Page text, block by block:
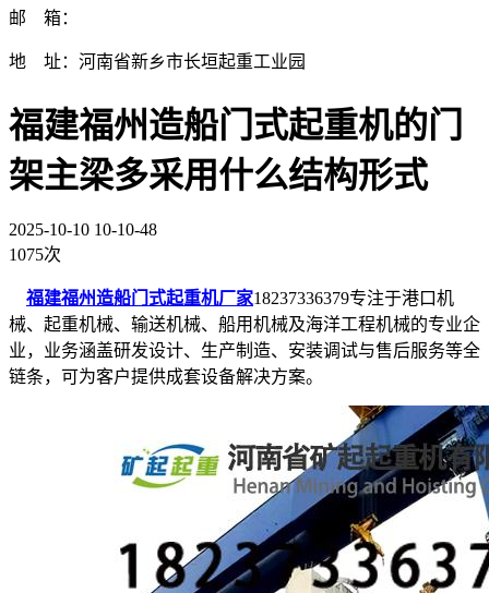
邮 箱：
地 址：河南省新乡市长垣起重工业园
福建福州造船门式起重机的门
架主梁多采用什么结构形式
2025-10-10 10-10-48
1075次
福建福州造船门式起重机厂家18237336379专注于港口机
械、起重机械、输送机械、船用机械及海洋工程机械的专业企
业，业务涵盖研发设计、生产制造、安装调试与售后服务等全
链条，可为客户提供成套设备解决方案。